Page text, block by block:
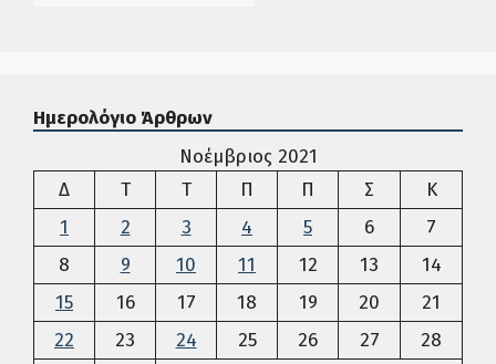
Ημερολόγιο Άρθρων
Νοέμβριος 2021
ΔΔευτέρα
ΤΤρίτη ΤΤετάρτη
Π Πέμπτη
Π Παρασκευή
Σ Σάββατο
Κ
1
2 3 4 5 6
7
8
9 10 11 12 13
14
15
16 17 18 19 20
21
22
23 24 25 26 27
28